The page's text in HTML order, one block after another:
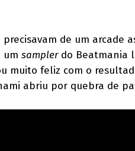
de um arcade
um samplerdo Beatmania
muito feliz com o
abriu por quebra de